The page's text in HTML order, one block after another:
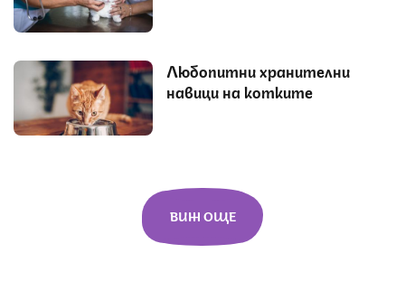
Любопитни хранителни
навици на котките
ВИЖ ОЩЕ